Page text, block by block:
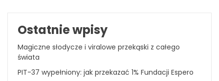
Ostatnie wpisy
Magiczne słodycze i viralowe przekąski z całego
świata
PIT-37 wypełniony: jak przekazać 1% Fundacji Espero